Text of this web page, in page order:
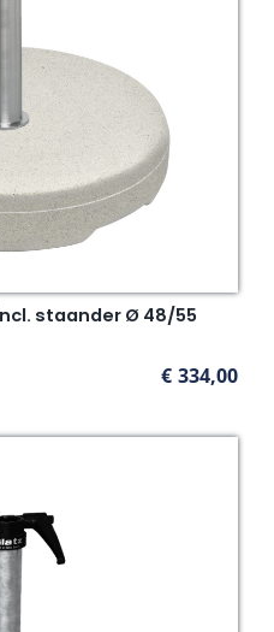
staander Ø 48/55
€ 334,00